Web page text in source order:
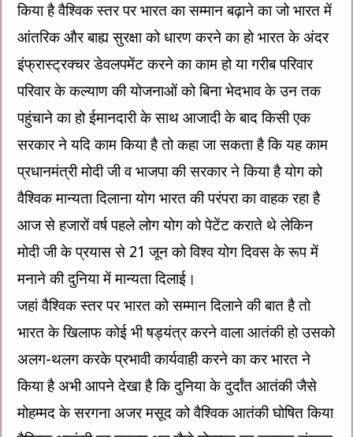
किया है वैश्विक स्तर पर भारत का सम्मान बढ़ाने का जो भारत में
आंतरिक और बाह्य सुरक्षा को धारण करने का हो भारत के अंदर
इंफ्रास्ट्रक्चर डेवलपमेंट करने का काम हो या गरीब परिवार
परिवार के कल्याण की योजनाओं को बिना भेदभाव के उन तक
पहुंचाने का हो ईमानदारी के साथ आजादी के बाद किसी एक
सरकार ने यदि काम किया है तो कहा जा सकता है कि यह काम
प्रधानमंत्री मोदी जी व भाजपा की सरकार ने किया है योग को
वैश्विक मान्यता दिलाना योग भारत की परंपरा का वाहक रहा है
आज से हजारों वर्ष पहले लोग योग को पेटेंट कराते थे लेकिन
मोदी जी के प्रयास से 21 जून को विश्व योग दिवस के रूप में
मनाने की दुनिया में मान्यता दिलाई।
जहां वैश्विक स्तर पर भारत को सम्मान दिलाने की बात है तो
भारत के खिलाफ कोई भी षड्यंत्र करने वाला आतंकी हो उसको
अलग-थलग करके प्रभावी कार्यवाही करने का कर भारत ने
किया है अभी आपने देखा है कि दुनिया के दुर्दांत आतंकी जैसे
मोहम्मद के सरगना अजर मसूद को वैश्विक आतंकी घोषित किया